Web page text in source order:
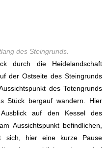
des Steingrunds.
durch die Heidelandschaft
der Ostseite des Steingrunds
des Totengrunds
Stück bergauf wandern. Hier
auf den Kessel des
Aussichtspunkt befindlichen,
sich, hier eine kurze Pause